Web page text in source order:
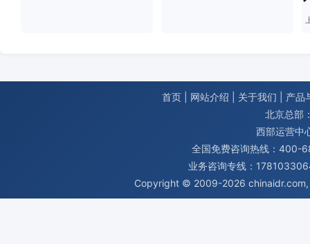
首页 网站介绍 关于我们
产品
北京总部
西部运营中
全国免费咨询热线：400-
业务咨询专线：
Copyright © 2009-2026 chinaidr.com